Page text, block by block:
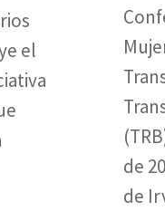
el
de
de